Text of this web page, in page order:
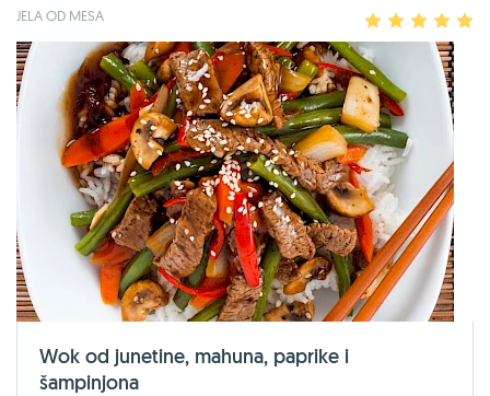
JELA OD MESA 2 3 4
Wok od junetine, mahuna, paprike i
šampinjona